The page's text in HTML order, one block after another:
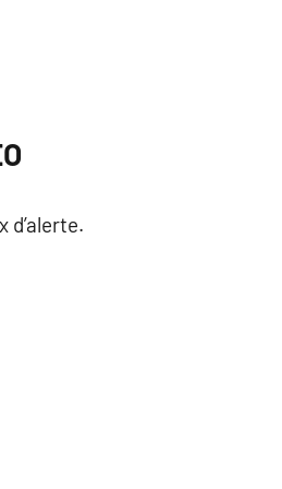
d’alerte.